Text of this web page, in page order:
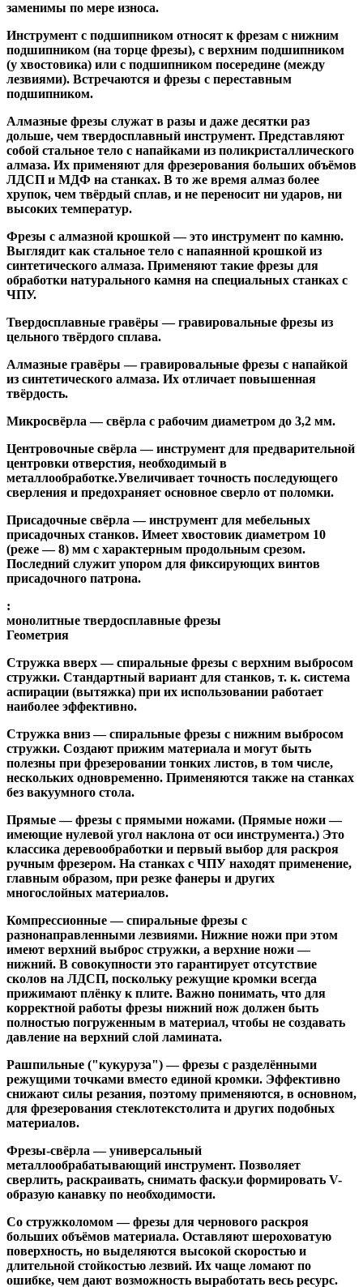
заменимы по мере износа.
Инструмент с подшипником относят к фрезам с нижним
подшипником (на торце фрезы), с верхним подшипником
(у хвостовика) или с подшипником посередине (между
лезвиями). Встречаются и фрезы с переставным
подшипником.
Алмазные фрезы служат в разы и даже десятки раз
дольше, чем твердосплавный инструмент. Представляют
собой стальное тело с напайками из поликристаллического
алмаза. Их применяют для фрезерования больших объёмов
ЛДСП и МДФ на станках. В то же время алмаз более
хрупок, чем твёрдый сплав, и не переносит ни ударов, ни
высоких температур.
Фрезы с алмазной крошкой— это инструмент по камню.
Выглядит как стальное тело с напаянной крошкой из
синтетического алмаза. Применяют такие фрезы для
обработки натурального камня на специальных станках с
ЧПУ.
Твердосплавные гравёры — гравировальные фрезы из
цельного твёрдого сплава.
Алмазные гравёры — гравировальные фрезы с напайкой
из синтетического алмаза. Их отличает повышенная
твёрдость.
Микросвёрла — свёрла с рабочим диаметром до 3,2 мм.
Центровочные свёрла — инструмент для предварительной
центровки отверстия, необходимый в
металлообработке.Увеличивает точность последующего
сверления и предохраняет основное сверло от поломки.
Присадочные свёрла — инструмент для мебельных
присадочных станков. Имеет хвостовик диаметром 10
(реже — 8) мм с характерным продольным срезом.
Последний служит упором для фиксирующих винтов
присадочного патрона.
:
монолитные твердосплавные фрезы
Геометрия
Стружка вверх— спиральные фрезы с верхним выбросом
стружки. Стандартный вариант для станков, т. к. система
аспирации (вытяжка) при их использовании работает
наиболее эффективно.
Стружка вниз— спиральные фрезы с нижним выбросом
стружки. Создают прижим материала и могут быть
полезны при фрезеровании тонких листов, в том числе,
нескольких одновременно. Применяются также на станках
без вакуумного стола.
Прямые— фрезы с прямыми ножами. (Прямые ножи —
имеющие нулевой угол наклона от оси инструмента.) Это
классика деревообработки и первый выбор для раскроя
ручным фрезером. На станках с ЧПУ находят применение,
главным образом, при резке фанеры и других
многослойных материалов.
Компрессионные— спиральные фрезы с
разнонаправленными лезвиями. Нижние ножи при этом
имеют верхний выброс стружки, а верхние ножи —
нижний. В совокупности это гарантирует отсутствие
сколов на ЛДСП, поскольку режущие кромки всегда
прижимают плёнку к плите. Важно понимать, что для
корректной работы фрезы нижний нож должен быть
полностью погруженным в материал, чтобы не создавать
давление на верхний слой ламината.
Рашпильные ("кукуруза")— фрезы с разделёнными
режущими точками вместо единой кромки. Эффективно
снижают силы резания, поэтому применяются, в основном,
для фрезерования стеклотекстолита и других подобных
материалов.
Фрезы-свёрла — универсальный
металлообрабатывающий инструмент. Позволяет
сверлить, раскраивать, снимать фаску.и формировать V-
образую канавку по необходимости.
Со стружколомом— фрезы для чернового раскроя
больших объёмов материала. Оставляют шероховатую
поверхность, но выделяются высокой скоростью и
длительной стойкостью лезвий. Их чаще ломают по
ошибке, чем дают возможность выработать весь ресурс.